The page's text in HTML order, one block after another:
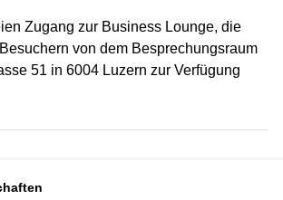
Zugang zur Business Lounge, die
von dem Besprechungsraum
51 in 6004 Luzern zur Verfügung